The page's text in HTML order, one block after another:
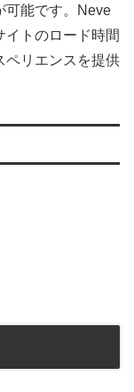
可能です。Neve
イトのロード時間
ペリエンスを提供